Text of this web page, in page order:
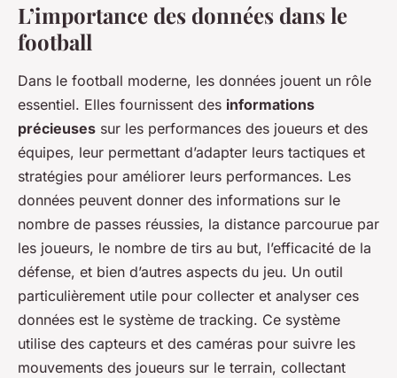
L’importance des données dans le
football
Dans le football moderne, les données jouent un rôle
essentiel. Elles fournissent des informations
précieuses sur les performances des joueurs et des
équipes, leur permettant d’adapter leurs tactiques et
stratégies pour améliorer leurs performances. Les
données peuvent donner des informations sur le
nombre de passes réussies, la distance parcourue par
les joueurs, le nombre de tirs au but, l’efficacité de la
défense, et bien d’autres aspects du jeu. Un outil
particulièrement utile pour collecter et analyser ces
données est le système de tracking. Ce système
utilise des capteurs et des caméras pour suivre les
mouvements des joueurs sur le terrain, collectant